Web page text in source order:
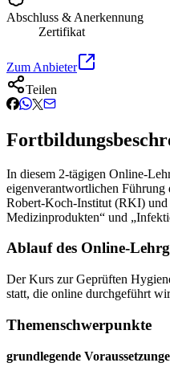
Abschluss & Anerkennung
Zertifikat
Zum Anbieter
Teilen
In diesem 2-tägigen Online-
eigenverantwortlichen
Robert-Koch-Institut (RKI) und
Medizinprodukten“ und
Ablauf des Online-
Der Kurs zur Geprüften
statt, die online durchgeführt
Themenschwerpunkte
grundlegende